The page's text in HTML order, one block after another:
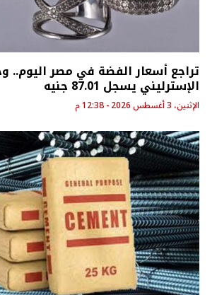
تراجع أسعار الفضة في مصر اليوم..
الإسترليني يسجل 87.01 جنيه
الإثنين، 3 أغسطس 2026 - 12:38 م